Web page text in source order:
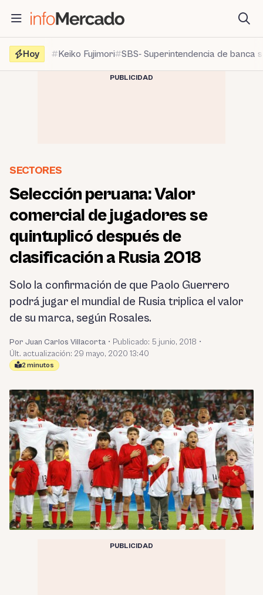
contenido
Hoy
Keiko Fujimori SBS- Superintendencia de banca
PUBLICIDAD
SECTORES
Selección peruana: Valor
comercial de jugadores se
quintuplicó después de
clasificación a Rusia 2018
Solo la confirmación de que Paolo Guerrero
podrá jugar el mundial de Rusia triplica el valor
de su marca, según Rosales.
Por Juan Carlos Villacorta • Publicado: 5 junio, 2018 •
Últ. actualización: 29 mayo, 2020 13:40
2 minutos
PUBLICIDAD